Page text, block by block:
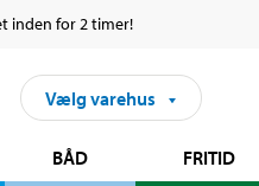
inden for 2 timer!
Vælg varehus
BÅD FRITID